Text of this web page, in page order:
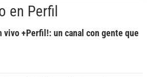
en Perfil
vivo +Perfil!: un canal con gente que